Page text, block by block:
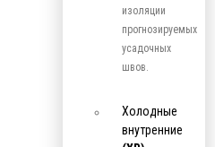
изоляции
прогнозируемых
усадочных
швов.
Холодные
внутренние